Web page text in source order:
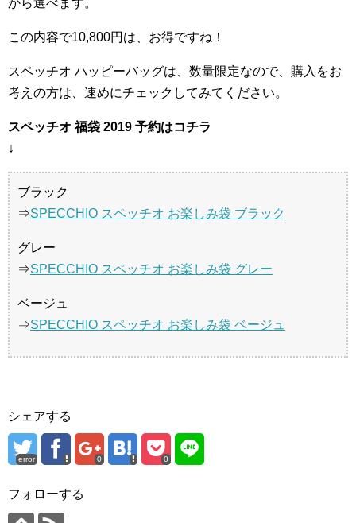
から選べます。
この内容で10,800円は、お得ですね！
スペッチオ ハッピーバッグは、数量限定なので、購入をお
考えの方は、速めにチェックしてみてください。
スペッチオ 福袋 2019 予約はコチラ
↓
ブラック
⇒SPECCHIO スペッチオ お楽しみ袋 ブラック
グレー
⇒SPECCHIO スペッチオ お楽しみ袋 グレー
ベージュ
⇒SPECCHIO スペッチオ お楽しみ袋 ベージュ
シェアする
error 0 0
フォローする